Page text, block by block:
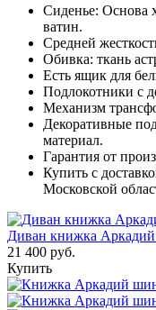
Сиденье: Основа
ватин.
Средней
Обивка: ткань
Есть ящик для
Подлокотники с
Механизм
Декоративные
материал.
Гарантия от
Купить с
Московской
Диван книжка
21 400 руб.
Купить